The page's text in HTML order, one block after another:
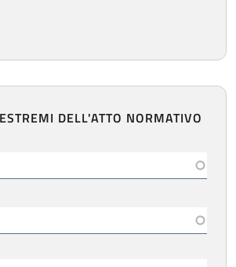
DELL'ATTO NORMATIVO